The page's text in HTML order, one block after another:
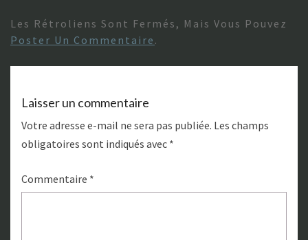
Les Rétroliens Sont Fermés, Mais Vous Pouvez
Poster Un Commentaire .
Laisser un commentaire
Votre adresse e-mail ne sera pas publiée. Les champs
obligatoires sont indiqués avec *
Commentaire *